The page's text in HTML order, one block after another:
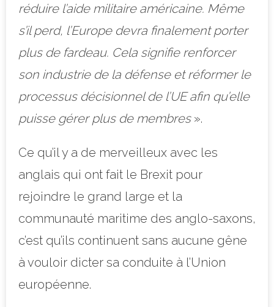
réduire l’aide militaire américaine. Même
s’il perd, l’Europe devra finalement porter
plus de fardeau. Cela signifie renforcer
son industrie de la défense et réformer le
processus décisionnel de l’UE afin qu’elle
puisse gérer plus de membres».
Ce qu’il y a de merveilleux avec les
anglais qui ont fait le Brexit pour
rejoindre le grand large et la
communauté maritime des anglo-saxons,
c’est qu’ils continuent sans aucune gêne
à vouloir dicter sa conduite à l’Union
européenne.